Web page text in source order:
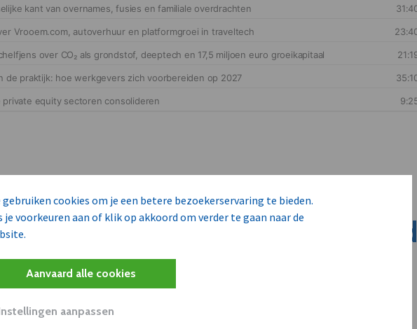
gebruiken cookies om je een betere bezoekerservaring te bieden.
je voorkeuren aan of klik op akkoord om verder te gaan naar de
Aanvaard alle cookies
aanpassen
14 commerciële kansen rond
aan dit bedrijf verkopen?
klant worden van deze onderneming?